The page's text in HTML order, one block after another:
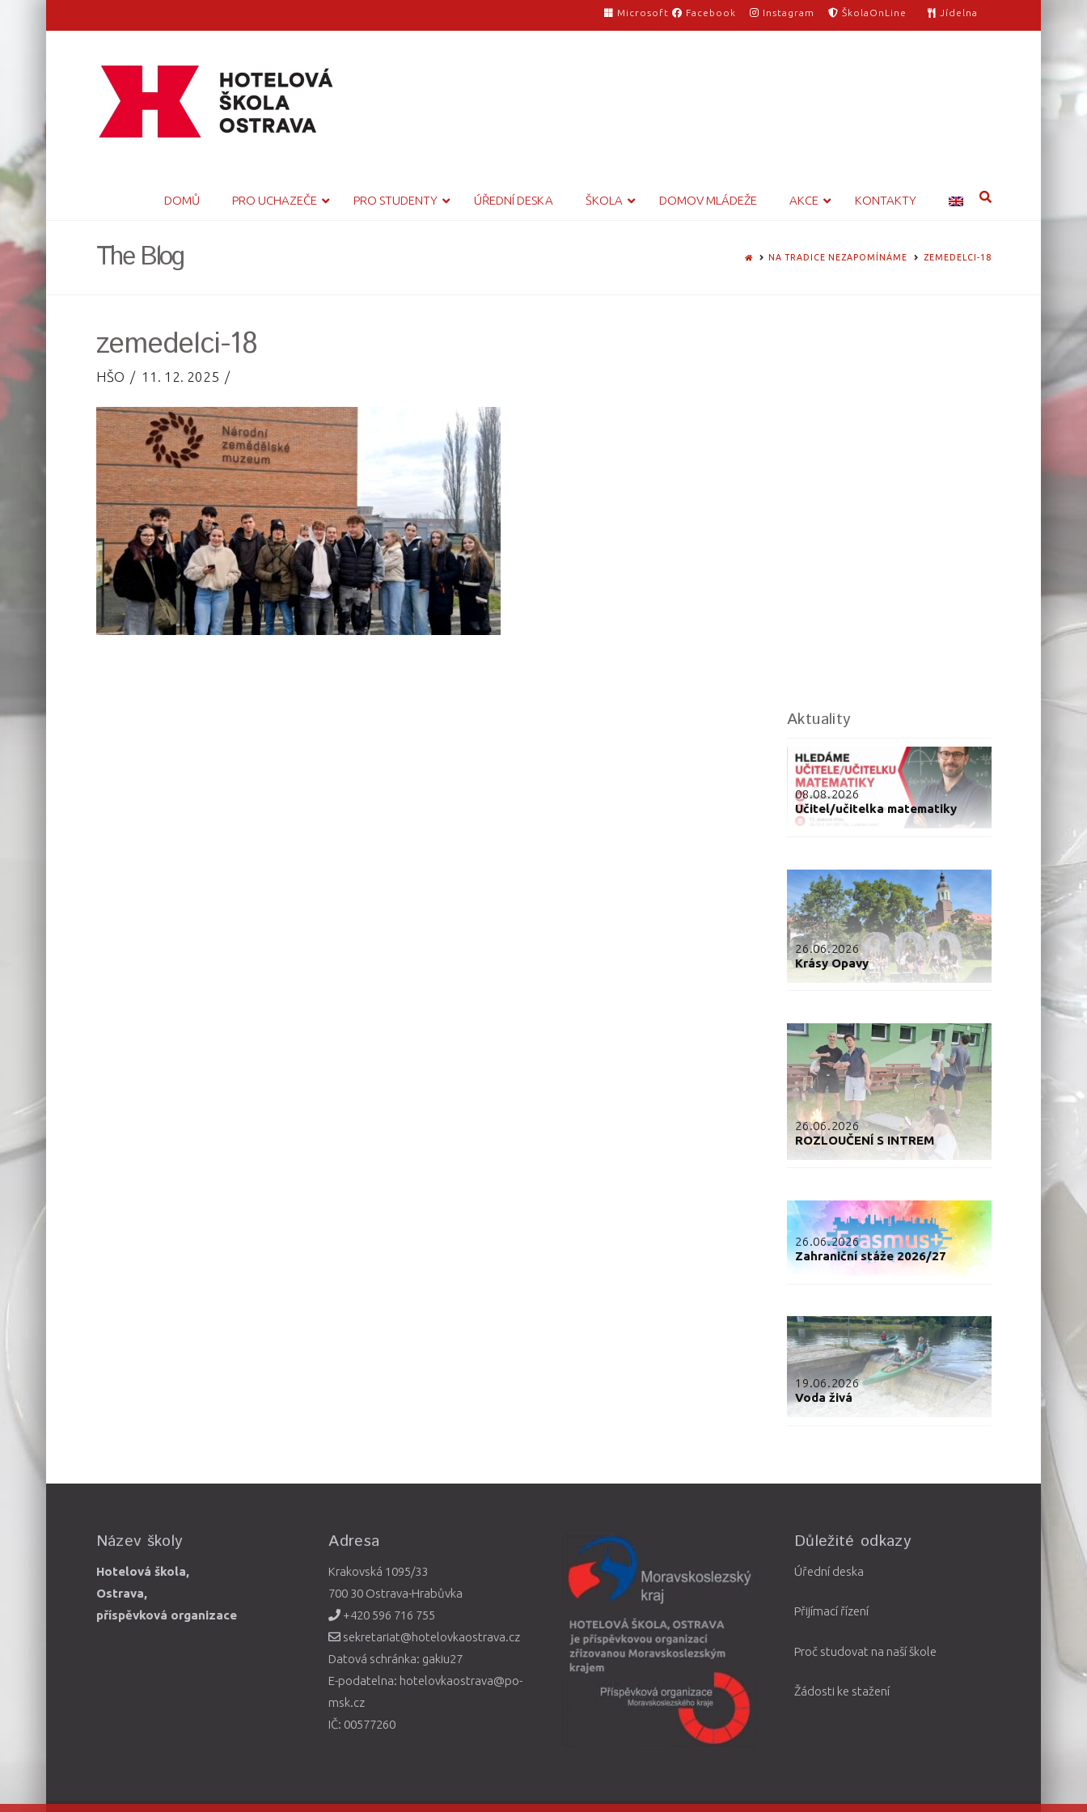
Microsoft Facebook Instagram ŠkolaOnLine Jídelna
DOMŮ PRO UCHAZEČE PRO STUDENTY ÚŘEDNÍ DESKA ŠKOLA DOMOV MLÁDEŽE AKCE KONTAKTY
The Blog HOMENA TRADICE NEZAPOMÍNÁME ZEMEDELCI-18
zemedelci-18
HŠO 11. 12. 2025
Aktuality
08.08.2026
Učitel/učitelka matematiky
26.06.2026
Krásy Opavy
26.06.2026
ROZLOUČENÍ S INTREM
26.06.2026
Zahraniční stáže 2026/27
19.06.2026
Voda živá
Název školy
Hotelová škola,
Ostrava,
příspěvková organizace
Adresa
Krakovská 1095/33
700 30 Ostrava-Hrabůvka
+420 596 716 755
sekretariat@hotelovkaostrava.cz
Datová schránka: gakiu27
E-podatelna: hotelovkaostrava@po-
msk.cz
IČ: 00577260
Důležité odkazy
Úřední deska
Přijímací řízení
Proč studovat na naší škole
Žádosti ke stažení